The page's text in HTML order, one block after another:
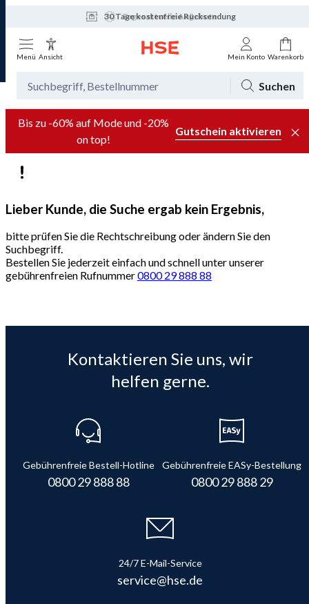
30 Tage kostenfreie Rücksendung
Tagesaktuelle Angebote
Menü Ansicht Mein Konto Warenkorb
Suchen
Bis zu -60% auf Mode und -20%
on top!
Gutschein aktivieren
Lieber Kunde, die Suche ergab kein Ergebnis,
bitte prüfen Sie die Rechtschreibung oder ändern Sie den
Suchbegriff.
Bestellen Sie jederzeit einfach und schnell unter unserer
gebührenfreien Rufnummer0800 29 888 88
Kontaktieren Sie uns, wir
helfen gerne.
Gebührenfreie Bestell-Hotline
0800 29 888 88
Gebührenfreie EASy-Bestellung
0800 29 888 29
24/7 E-Mail-Service
service@hse.de